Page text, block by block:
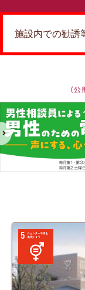
施設内での勧誘